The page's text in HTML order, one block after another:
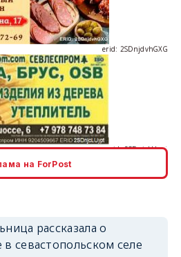
на ForPost
рассказала о
севастопольском селе